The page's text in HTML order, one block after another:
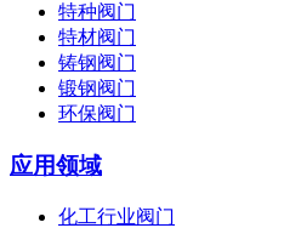
特种阀门
特材阀门
铸钢阀门
锻钢阀门
环保阀门
应用领域
化工行业阀门